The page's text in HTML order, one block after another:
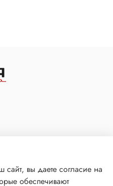
вы даете согласие на
обеспечивают